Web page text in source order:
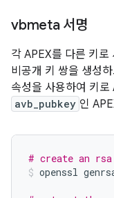
vbmeta 서명
각 APEX를 다른 키
비공개 키 쌍을 생성
속성을 사용하여 키로
avb_pubkey 인
# create an
openssl